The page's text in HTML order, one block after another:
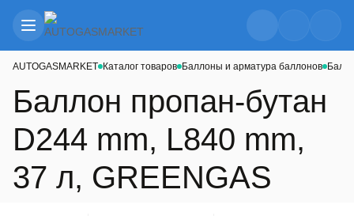
AUTOGASMARKET Каталог товаров Баллоны и арматура баллонов
Баллон пропан-бутан
D244 mm, L840 mm,
37 л, GREENGAS